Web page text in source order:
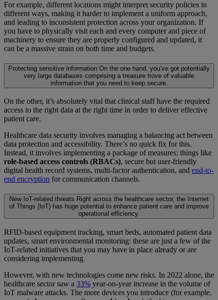
For example, different locations might interpret security policies in
different ways, making it harder to implement a uniform approach,
and leading to inconsistent protection across your organization. If
you have to physically visit each and every computer and piece of
machinery to ensure they are properly configured and updated, it
can be a massive strain on both time and budgets.
Protecting sensitive information On the one hand, you’ve got potentially
very large databases comprising a treasure trove of valuable
information that you need to keep secure.
On the other, it’s absolutely vital that clinical staff have the required
access to the right data at the right time in order to deliver effective
patient care.
Healthcare data security involves managing a balancing act between
data protection and accessibility. There’s no quick fix for this.
Instead, it involves implementing a package of measures: things like
role-based access controls (RBACs), secure but user-friendly
digital health record systems, multi-factor authentication, and end-to-
end encryption for communication channels.
New IoT-related threats Right across the healthcare sector, the Internet
of Things (IoT) has huge potential to enhance patient care and improve
operational efficiency.
RFID-based equipment tracking, smart beds, automated patient data
updates, smart environmental monitoring: these are just a few of the
IoT-related initiatives that you may have in place already or are
considering implementing.
However, with new technologies come new risks. In 2022 alone, the
healthcare sector saw a 33% year-on-year increase in the volume of
IoT malware attacks. The more devices you introduce (for example,